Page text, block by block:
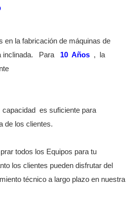
en la fabricación de máquinas de
inclinada.
Para 10 Años ,
la
capacidad
es suficiente para
de los clientes.
todos los Equipos para tu
los clientes pueden disfrutar del
técnico a largo plazo en nuestra